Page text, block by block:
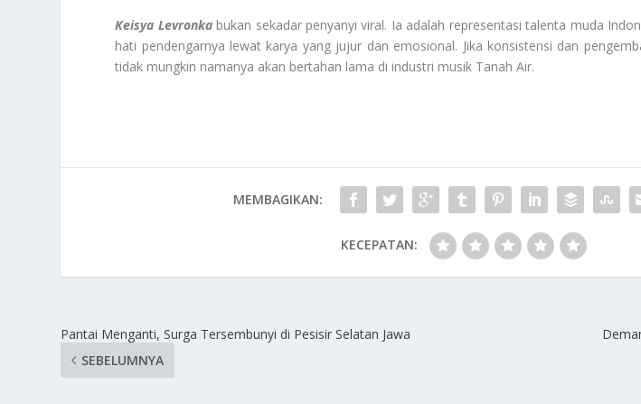
Keisya Levronkabukan sekadar penyanyi viral. Ia adalah representasi talenta muda
hati pendengarnya lewat karya yang jujur dan emosional. Jika konsistensi dan
tidak mungkin namanya akan bertahan lama di industri musik Tanah Air.
MEMBAGIKAN:
KECEPATAN:
Pantai Menganti, Surga Tersembunyi di Pesisir Selatan Jawa
SEBELUMNYA